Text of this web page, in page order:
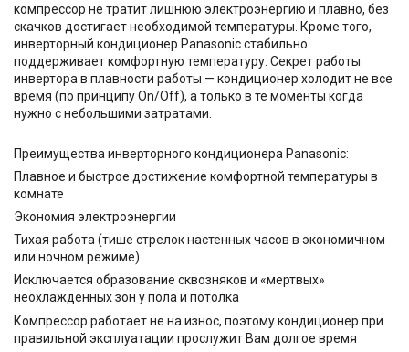
компрессор не тратит лишнюю электроэнергию и плавно, без
скачков достигает необходимой температуры. Кроме того,
инверторный кондиционер Panasonic стабильно
поддерживает комфортную температуру. Секрет работы
инвертора в плавности работы — кондиционер холодит не все
время (по принципу On/Off), а только в те моменты когда
нужно с небольшими затратами.
Преимущества инверторного кондиционера Panasonic:
Плавное и быстрое достижение комфортной температуры в
комнате
Экономия электроэнергии
Тихая работа (тише стрелок настенных часов в экономичном
или ночном режиме)
Исключается образование сквозняков и «мертвых»
неохлажденных зон у пола и потолка
Компрессор работает не на износ, поэтому кондиционер при
правильной эксплуатации прослужит Вам долгое время